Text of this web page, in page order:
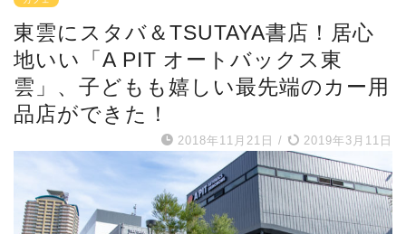
東雲にスタバ＆TSUTAYA書店！居心
地いい「A PIT オートバックス東
雲」、子どもも嬉しい最先端のカー用
品店ができた！
2018年11月21日 / 2019年3月11日